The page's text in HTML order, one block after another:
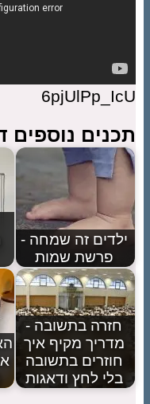
6pjUlPp_IcU
תכנים נוספים
ילדים זה שמחה -
פרשת שמות
חזרה בתשובה -
מדריך מקיף איך
חוזרים בתשובה
בלי לחץ ודאגות